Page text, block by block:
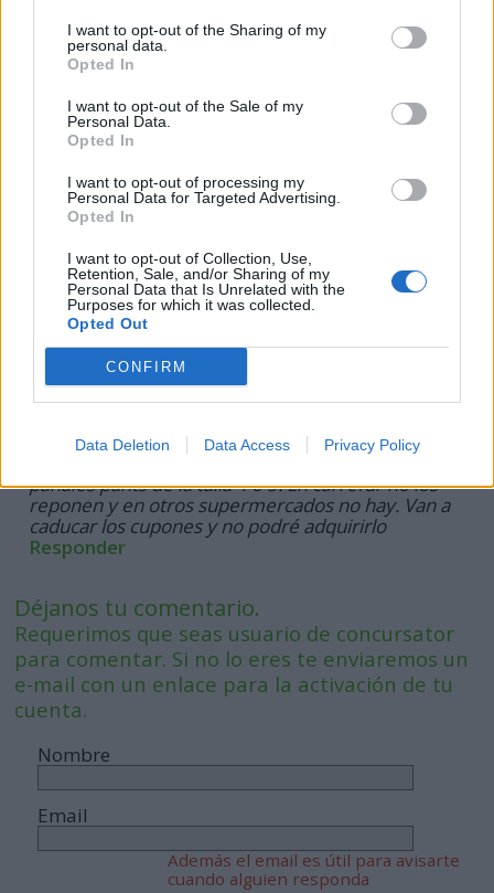
I want to opt-out of the Sharing of my
personal data.
Opted In
I want to opt-out of the Sale of my
Personal Data.
Opted In
I want to opt-out of processing my
Personal Data for Targeted Advertising.
Opted In
I want to opt-out of Collection, Use,
Retention, Sale, and/or Sharing of my
Personal Data that Is Unrelated with the
Purposes for which it was collected.
Opted Out
CONFIRM
Data Deletion Data Access Privacy Policy
Israel
23/10/2018
Responder
Clays
08/10/2018
No encuentro pañales en Lidl
Responder
Aroa
25/09/2018
Me gustaria probar los pañales para mi bebe
Responder
11/09/2018
pañales pants de la talla 4 o 5. En carrefur no los
reponen y en otros supermercados no hay. Van a
caducar los cupones y no podré adquirirlo
Responder
Déjanos tu comentario.
Requerimos que seas usuario de concursator
para comentar. Si no lo eres te enviaremos un
e-mail con un enlace para la activación de tu
cuenta.
Nombre
Email
Además el email es útil para avisarte
cuando alguien responda